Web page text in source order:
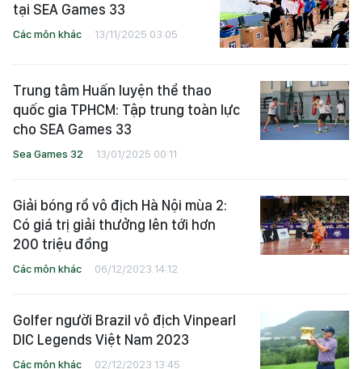
tại SEA Games 33
Các môn khác 13/11/2025 03:05
Trung tâm Huấn luyện thể thao
quốc gia TPHCM: Tập trung toàn lực
cho SEA Games 33
Sea Games 32 13/01/2025 00:11
Giải bóng rổ vô địch Hà Nội mùa 2:
Có giá trị giải thưởng lên tới hơn
200 triệu đồng
Các môn khác 06/12/2023 14:12
Golfer người Brazil vô địch Vinpearl
DIC Legends Việt Nam 2023
Các môn khác 02/12/2023 13:45